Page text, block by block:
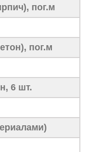
пог.м
пог.м
6 шт.